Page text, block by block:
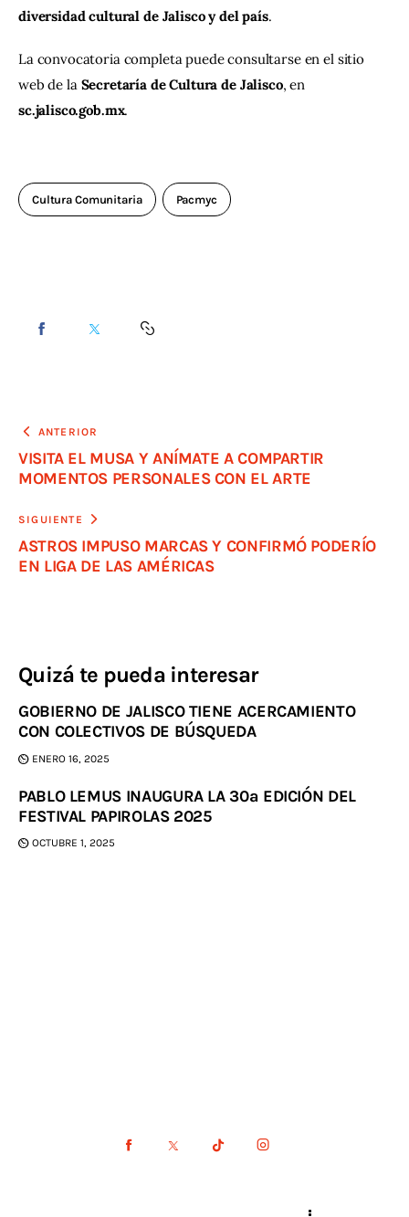
diversidad cultural de Jalisco y del país.
La convocatoria completa puede consultarse en el sitio
web de la Secretaría de Cultura de Jalisco, en
sc.jalisco.gob.mx.
Cultura Comunitaria Pacmyc
ANTERIOR
VISITA EL MUSA Y ANÍMATE A COMPARTIR
MOMENTOS PERSONALES CON EL ARTE
SIGUIENTE
ASTROS IMPUSO MARCAS Y CONFIRMÓ PODERÍO
EN LIGA DE LAS AMÉRICAS
Quizá te pueda interesar
GOBIERNO DE JALISCO TIENE ACERCAMIENTO
CON COLECTIVOS DE BÚSQUEDA
ENERO 16, 2025
PABLO LEMUS INAUGURA LA 30ª EDICIÓN DEL
FESTIVAL PAPIROLAS 2025
OCTUBRE 1, 2025